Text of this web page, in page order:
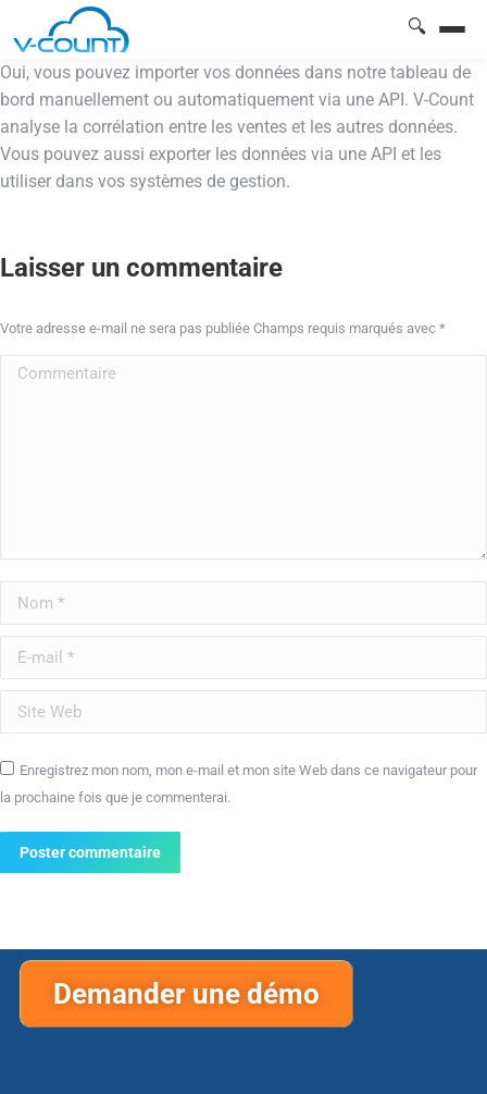
🔍
Oui, vous pouvez importer vos données dans notre tableau de
bord manuellement ou automatiquement via une API. V-Count
analyse la corrélation entre les ventes et les autres données.
Vous pouvez aussi exporter les données via une API et les
utiliser dans vos systèmes de gestion.
Laisser un commentaire
Votre adresse e-mail ne sera pas publiée Champs requis marqués avec *
Commentaire
Nom *
E-mail *
Site Web
Enregistrez mon nom, mon e-mail et mon site Web dans ce navigateur pour
la prochaine fois que je commenterai.
Poster commentaire
Demander une démo